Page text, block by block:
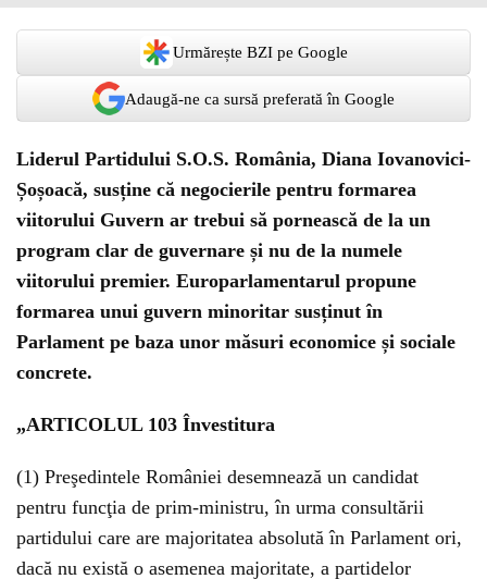
Urmărește BZI pe Google
Adaugă-ne ca sursă preferată în Google
Liderul Partidului S.O.S. România, Diana Iovanovici-
Șoșoacă, susține că negocierile pentru formarea
viitorului Guvern ar trebui să pornească de la un
program clar de guvernare și nu de la numele
viitorului premier. Europarlamentarul propune
formarea unui guvern minoritar susținut în
Parlament pe baza unor măsuri economice și sociale
concrete.
„ARTICOLUL 103 Învestitura
(1) Preşedintele României desemnează un candidat
pentru funcţia de prim-ministru, în urma consultării
partidului care are majoritatea absolută în Parlament ori,
dacă nu există o asemenea majoritate, a partidelor